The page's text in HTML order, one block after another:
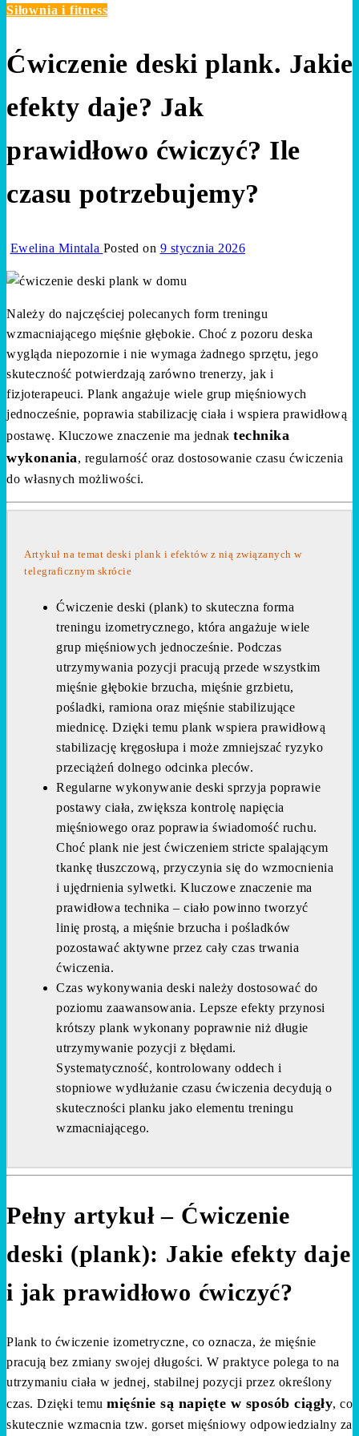
Siłownia i fitness
Ćwiczenie deski plank. Jakie
efekty daje? Jak
prawidłowo ćwiczyć? Ile
czasu potrzebujemy?
Ewelina Mintala Posted on 9 stycznia 2026
Należy do najczęściej polecanych form treningu
wzmacniającego mięśnie głębokie. Choć z pozoru deska
wygląda niepozornie i nie wymaga żadnego sprzętu, jego
skuteczność potwierdzają zarówno trenerzy, jak i
fizjoterapeuci. Plank angażuje wiele grup mięśniowych
jednocześnie, poprawia stabilizację ciała i wspiera prawidłową
postawę. Kluczowe znaczenie ma jednak technika
wykonania, regularność oraz dostosowanie czasu ćwiczenia
do własnych możliwości.
Artykuł na temat deski plank i efektów z nią związanych w
telegraficznym skrócie
Ćwiczenie deski (plank) to skuteczna forma
treningu izometrycznego, która angażuje wiele
grup mięśniowych jednocześnie. Podczas
utrzymywania pozycji pracują przede wszystkim
mięśnie głębokie brzucha, mięśnie grzbietu,
pośladki, ramiona oraz mięśnie stabilizujące
miednicę. Dzięki temu plank wspiera prawidłową
stabilizację kręgosłupa i może zmniejszać ryzyko
przeciążeń dolnego odcinka pleców.
Regularne wykonywanie deski sprzyja poprawie
postawy ciała, zwiększa kontrolę napięcia
mięśniowego oraz poprawia świadomość ruchu.
Choć plank nie jest ćwiczeniem stricte spalającym
tkankę tłuszczową, przyczynia się do wzmocnienia
i ujędrnienia sylwetki. Kluczowe znaczenie ma
prawidłowa technika – ciało powinno tworzyć
linię prostą, a mięśnie brzucha i pośladków
pozostawać aktywne przez cały czas trwania
ćwiczenia.
Czas wykonywania deski należy dostosować do
poziomu zaawansowania. Lepsze efekty przynosi
krótszy plank wykonany poprawnie niż długie
utrzymywanie pozycji z błędami.
Systematyczność, kontrolowany oddech i
stopniowe wydłużanie czasu ćwiczenia decydują o
skuteczności planku jako elementu treningu
wzmacniającego.
Pełny artykuł – Ćwiczenie
deski (plank): Jakie efekty daje
i jak prawidłowo ćwiczyć?
Plank to ćwiczenie izometryczne, co oznacza, że mięśnie
pracują bez zmiany swojej długości. W praktyce polega to na
utrzymaniu ciała w jednej, stabilnej pozycji przez określony
czas. Dzięki temu mięśnie są napięte w sposób ciągły, co
skutecznie wzmacnia tzw. gorset mięśniowy odpowiedzialny za